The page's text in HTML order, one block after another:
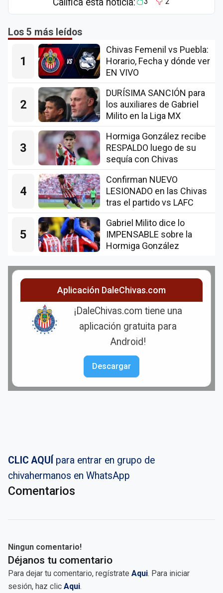
Los 5 más leídos
1
Chivas Femenil vs Puebla:
Horario, Fecha y dónde ver
EN VIVO
2
DURÍSIMA SANCIÓN para
los auxiliares de Gabriel
Milito en la Liga MX
3
Hormiga González recibe
RESPALDO luego de su
sequía con Chivas
4
Confirman NUEVO
LESIONADO en las Chivas
tras el partido vs LAFC
5
Gabriel Milito dice lo
IMPENSABLE sobre la
Hormiga González
Aplicación DaleChivas.com
¡DaleChivas.com tiene una
aplicación gratuita para
Android!
Descargar
CLIC AQUÍ para entrar en grupo de
chivahermanos en WhatsApp
Comentarios
Ningun comentario!
Déjanos tu comentario
Para dejar tu comentario, regístrate Aqui. Para iniciar
sesión, haz clic Aqui.